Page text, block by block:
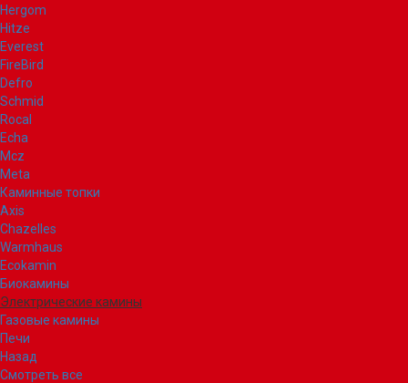
Hergom
Hitze
Everest
FireBird
Defro
Schmid
Rocal
Echa
Mcz
Meta
Каминные топки
Axis
Chazelles
Warmhaus
Ecokamin
Биокамины
Электрические камины
Газовые камины
Печи
Назад
Смотреть все